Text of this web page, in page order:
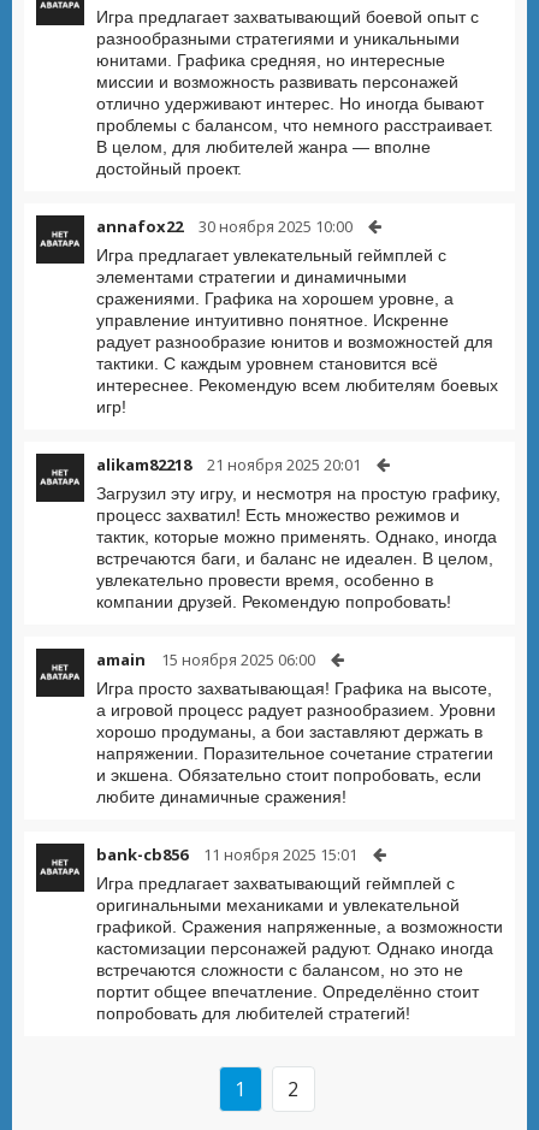
Игра предлагает захватывающий боевой опыт с
разнообразными стратегиями и уникальными
юнитами. Графика средняя, но интересные
миссии и возможность развивать персонажей
отлично удерживают интерес. Но иногда бывают
проблемы с балансом, что немного расстраивает.
В целом, для любителей жанра — вполне
достойный проект.
annafox22 30 ноября 2025 10:00
Игра предлагает увлекательный геймплей с
элементами стратегии и динамичными
сражениями. Графика на хорошем уровне, а
управление интуитивно понятное. Искренне
радует разнообразие юнитов и возможностей для
тактики. С каждым уровнем становится всё
интереснее. Рекомендую всем любителям боевых
игр!
alikam82218 21 ноября 2025 20:01
Загрузил эту игру, и несмотря на простую графику,
процесс захватил! Есть множество режимов и
тактик, которые можно применять. Однако, иногда
встречаются баги, и баланс не идеален. В целом,
увлекательно провести время, особенно в
компании друзей. Рекомендую попробовать!
amain 15 ноября 2025 06:00
Игра просто захватывающая! Графика на высоте,
а игровой процесс радует разнообразием. Уровни
хорошо продуманы, а бои заставляют держать в
напряжении. Поразительное сочетание стратегии
и экшена. Обязательно стоит попробовать, если
любите динамичные сражения!
bank-cb856 11 ноября 2025 15:01
Игра предлагает захватывающий геймплей с
оригинальными механиками и увлекательной
графикой. Сражения напряженные, а возможности
кастомизации персонажей радуют. Однако иногда
встречаются сложности с балансом, но это не
портит общее впечатление. Определённо стоит
попробовать для любителей стратегий!
1 2